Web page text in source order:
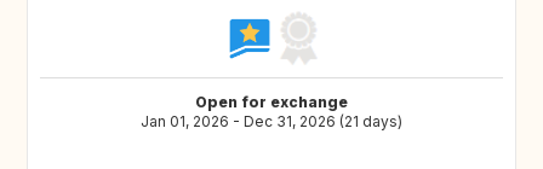
Open for exchange
Jan 01, 2026 - Dec 31, 2026 (21 days)